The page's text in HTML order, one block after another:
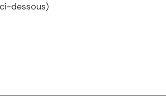
dessous)